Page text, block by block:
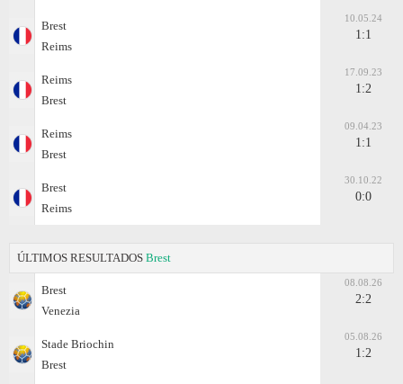
Brest
Reims
10.05.24
1:1
Reims
Brest
17.09.23
1:2
Reims
Brest
09.04.23
1:1
Brest
Reims
30.10.22
0:0
ÚLTIMOS RESULTADOS Brest
Brest
Venezia
08.08.26
2:2
Stade Briochin
Brest
05.08.26
1:2